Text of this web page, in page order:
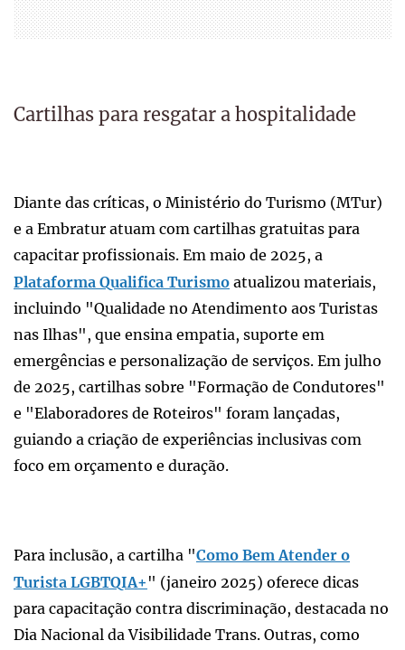
Cartilhas para resgatar a hospitalidade
Diante das críticas, o Ministério do Turismo (MTur)
e a Embratur atuam com cartilhas gratuitas para
capacitar profissionais. Em maio de 2025, a
Plataforma Qualifica Turismo atualizou materiais,
incluindo "Qualidade no Atendimento aos Turistas
nas Ilhas", que ensina empatia, suporte em
emergências e personalização de serviços. Em julho
de 2025, cartilhas sobre "Formação de Condutores"
e "Elaboradores de Roteiros" foram lançadas,
guiando a criação de experiências inclusivas com
foco em orçamento e duração.
Para inclusão, a cartilha "Como Bem Atender o
Turista LGBTQIA+ " (janeiro 2025) oferece dicas
para capacitação contra discriminação, destacada no
Dia Nacional da Visibilidade Trans. Outras, como